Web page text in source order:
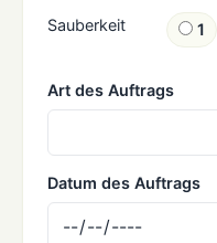
Sauberkeit 1
Art des Auftrags
Datum des Auftrags